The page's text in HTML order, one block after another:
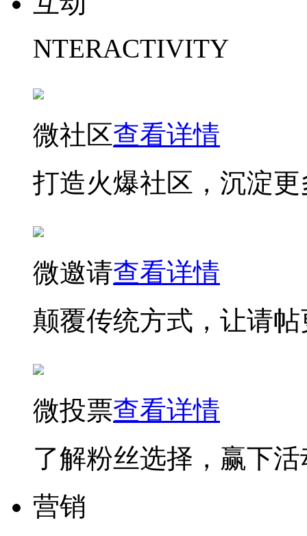
NTERACTIVITY
微社区查看详情
打造火爆社区，沉淀
微邀请查看详情
颠覆传统方式，让请
微投票查看详情
了解粉丝选择，赢下
营销